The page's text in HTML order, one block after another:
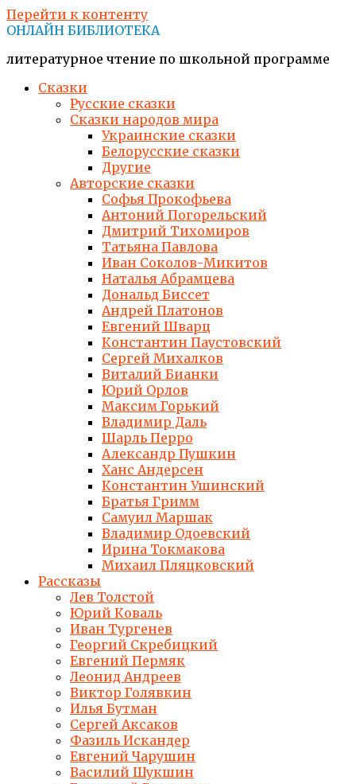
Перейти к контенту
ОНЛАЙН БИБЛИОТЕКА
литературное чтение по школьной программе
Сказки
Русские сказки
Сказки народов мира
Украинские сказки
Белорусские сказки
Другие
Авторские сказки
Софья Прокофьева
Антоний Погорельский
Дмитрий Тихомиров
Татьяна Павлова
Иван Соколов-Микитов
Наталья Абрамцева
Дональд Биссет
Андрей Платонов
Евгений Шварц
Константин Паустовский
Сергей Михалков
Виталий Бианки
Юрий Орлов
Максим Горький
Владимир Даль
Шарль Перро
Александр Пушкин
Ханс Андерсен
Константин Ушинский
Братья Гримм
Самуил Маршак
Владимир Одоевский
Ирина Токмакова
Михаил Пляцковский
Рассказы
Лев Толстой
Юрий Коваль
Иван Тургенев
Георгий Скребицкий
Евгений Пермяк
Леонид Андреев
Виктор Голявкин
Илья Бутман
Сергей Аксаков
Фазиль Искандер
Евгений Чарушин
Василий Шукшин